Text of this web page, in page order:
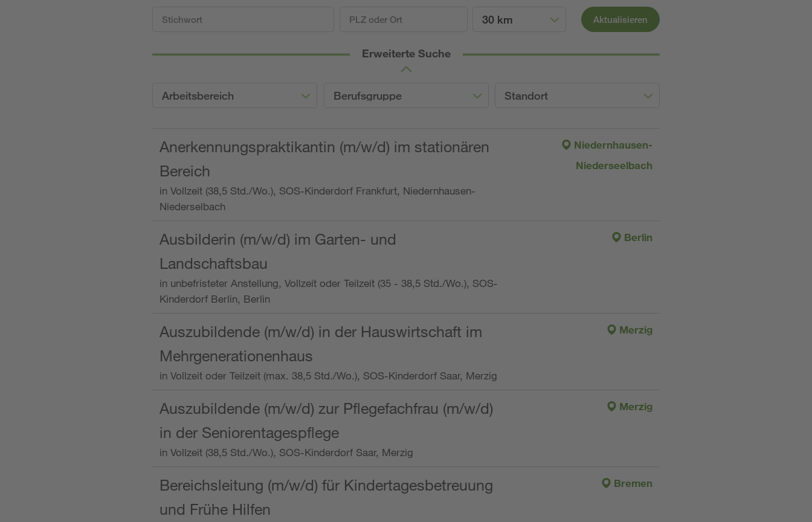
30 km Aktualisieren
Erweiterte Suche
Arbeitsbereich Berufsgruppe Standort
Anerkennungspraktikantin (m/w/d) im stationären
Bereich
in Vollzeit (38,5 Std./Wo.), SOS-Kinderdorf Frankfurt, Niedernhausen-
Niederselbach
Niedernhausen-
Niederseelbach
Ausbilderin (m/w/d) im Garten- und
Landschaftsbau
in unbefristeter Anstellung, Vollzeit oder Teilzeit (35 - 38,5 Std./Wo.), SOS-
Kinderdorf Berlin, Berlin
Berlin
Auszubildende (m/w/d) in der Hauswirtschaft im
Mehrgenerationenhaus
in Vollzeit oder Teilzeit (max. 38,5 Std./Wo.), SOS-Kinderdorf Saar, Merzig
Merzig
Auszubildende (m/w/d) zur Pflegefachfrau (m/w/d)
in der Seniorentagespflege
in Vollzeit (38,5 Std./Wo.), SOS-Kinderdorf Saar, Merzig
Merzig
Bereichsleitung (m/w/d) für Kindertagesbetreuung
und Frühe Hilfen
Bremen